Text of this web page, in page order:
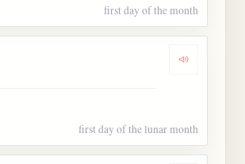
first day of the month
Dengarkan
first day of the lunar month